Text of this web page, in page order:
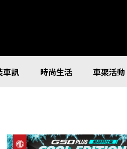
訊 時尚生活 車聚活動